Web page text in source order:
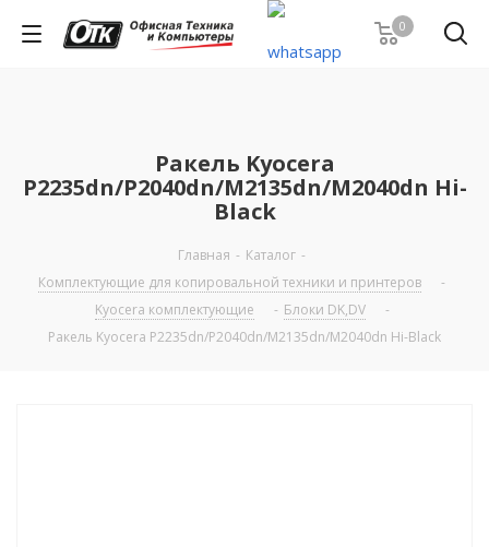
0
Ракель Kyocera
P2235dn/P2040dn/M2135dn/M2040dn Hi-
Black
Главная - Каталог -
Комплектующие для копировальной техники и принтеров
-
Kyocera комплектующие
- Блоки DK,DV
-
Ракель Kyocera P2235dn/P2040dn/M2135dn/M2040dn Hi-Black